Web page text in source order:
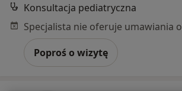
Konsultacja pediatryczna
Poproś o wizytę